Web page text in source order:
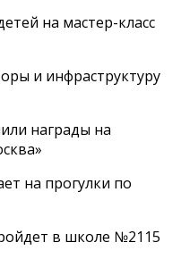
на мастер-класс
и инфраструктуру
награды на
на прогулки по
в школе №2115